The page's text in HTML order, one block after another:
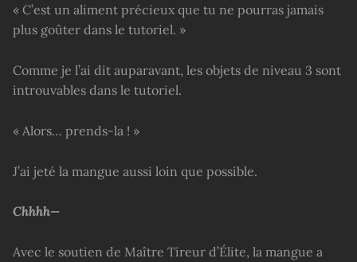
« C’est un aliment précieux que tu ne pourras jamais
plus goûter dans le tutoriel. »
Comme je l’ai dit auparavant, les objets de niveau 3 sont
introuvables dans le tutoriel.
« Alors… prends-la ! »
J’ai jeté la mangue aussi loin que possible.
Chhhh—
Avec le soutien de Maître Tireur d’Élite, la mangue a